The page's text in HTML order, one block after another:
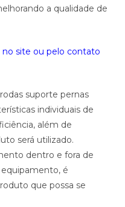
a qualidade de
no site ou pelo contato
suporte pernas
individuais de
além de
será utilizado.
dentro e fora de
é
que possa se